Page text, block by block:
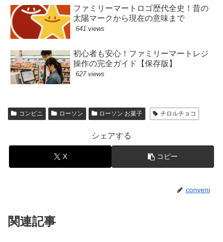
ファミリーマートロゴ歴代全史！昔の
太陽マークから現在の意味まで
641 views
初心者も安心！ファミリーマートレジ
操作の完全ガイド【保存版】
627 views
コンビニ ローソン ローソン お菓子 チロルチョコ
シェアする
X コピー
conveni
関連記事